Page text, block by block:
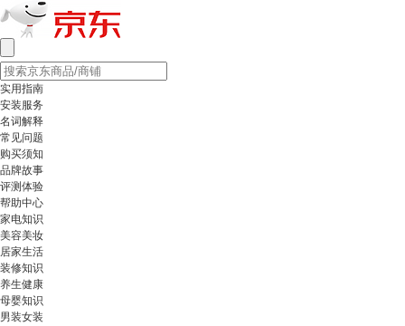
实用指南
安装服务
名词解释
常见问题
购买须知
品牌故事
评测体验
帮助中心
家电知识
美容美妆
居家生活
装修知识
养生健康
母婴知识
男装女装